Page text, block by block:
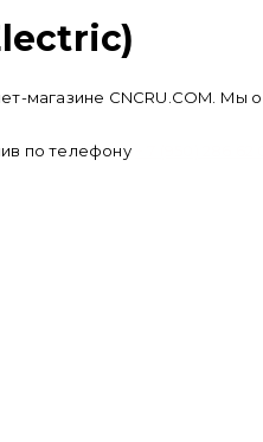
магазине CNCRU.COM. Мы
по телефону